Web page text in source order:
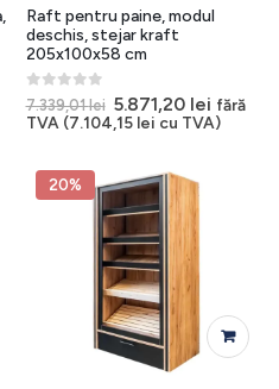
Raft pentru paine, modul
deschis, stejar kraft
205x100x58 cm
0out of 5
7.339,01lei Prețul
inițial
7.339,01 lei.
5.871,20 lei Prețul
curent
fără
TVA (7.104,15 lei cu TVA)
20%